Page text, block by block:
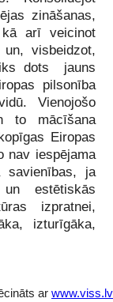
zināšanas,
kā arī veicinot
visbeidzot,
dots jauns
pilsonība
Vienojošo
to mācīšana
Eiropas
nav iespējama
savienības, ja
estētiskās
izpratnei,
izturīgāka,
ar www.viss.lv